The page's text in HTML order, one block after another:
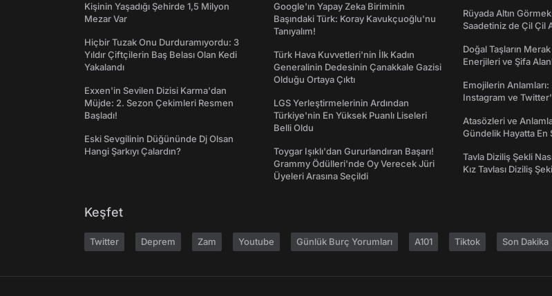
Kişinin Yaşadığı Şehirde 1,5 Milyon
Mezar Var
Hiçbir Tuzak Onu Durduramıyordu: 3
Yıldır Çiftçilerin Baş Belası Olan Kedi
Yakalandı
Exxen'in Sevilen Dizisi Karma'dan
Müjde: 2. Sezon Çekimleri Resmen
Başladı!
Eski Sevgilinin Düğününde Dj Olsan
Hangi Şarkıyı Çalardın?
Google'ın Yapay Zeka Biriminin
Başındaki Türk: Koray Kavukçuoğlu'nu
Tanıyalım!
Türk Hava Kuvvetleri'nin İlk Kadın
Generalinin Dedesinin Çanakkale Gazisi
Olduğu Ortaya Çıktı
LGS Yerleştirmelerinin Ardından
Türkiye'nin En Yüksek Puanlı Liseleri
Belli Oldu
Toygar Işıklı'dan Gururlandıran Başarı!
Grammy Ödülleri'nde Oy Verecek Jüri
Üyeleri Arasına Seçildi
Rüyada Altın
Saadetiniz de Çil Çil
Doğal Taşların
Enerjileri ve Şifa
Emojilerin
Instagram ve
Atasözleri ve
Gündelik Hayatta En
Tavla Diziliş Şekli
Kız Tavlası Diziliş
Keşfet
Twitter Deprem Zam Youtube Günlük Burç Yorumları A101 Tiktok Son Dakika